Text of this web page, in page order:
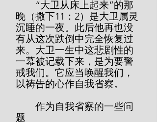
晚（撒下11：2）是大卫属灵
沉睡的一夜。此后他再也没
有从这次跌倒中完全恢复过
来。大卫一生中这悲剧性的
一幕被记载下来，是为要警
戒我们。它应当唤醒我们，
以祷告的心作自我省察。
题